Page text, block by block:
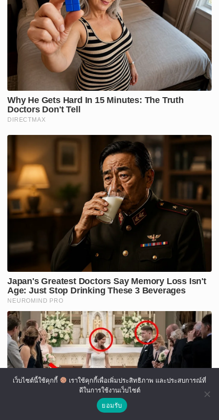
เว็บไซต์นี้ใช้คุกกี้
เราใช้คุกกี้เพื่อเพิ่มประสิทธิภาพ และประสบการณ์ที่
ดีในการใช้งานเว็บไซต์
ยอมรับ